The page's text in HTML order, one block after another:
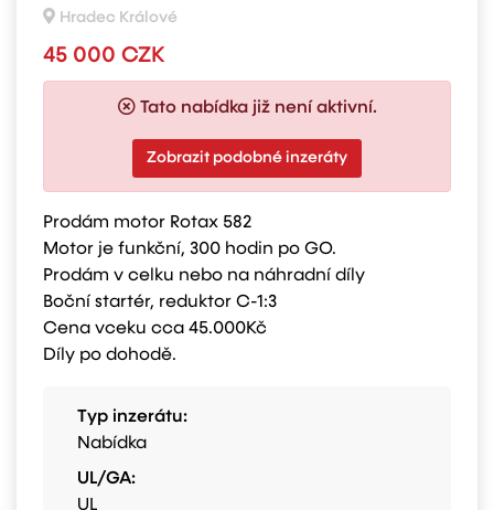
Hradec Králové
45 000 CZK
Tato nabídka již není aktivní.
Zobrazit podobné inzeráty
Prodám motor Rotax 582
Motor je funkční, 300 hodin po GO.
Prodám v celku nebo na náhradní díly
Boční startér, reduktor C-1:3
Cena vceku cca 45.000Kč
Díly po dohodě.
Typ inzerátu:
Nabídka
UL/GA:
UL